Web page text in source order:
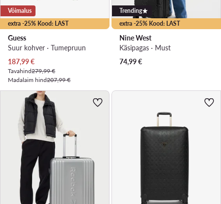
extra -25% Kood: LAST
Võimalus
Guess
Suur kohver · Tumepruun
Praegune hind
187,99€
Tavahind279,99 €
Madalaim hind207,99 €
extra -25% Kood: LAST
Trending
Nine West
Käsipagas · Must
74,99€